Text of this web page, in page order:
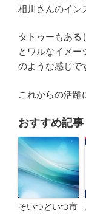
相川さんのイン
タトゥーもある
とワルなイメー
のような感じで
これからの活躍
おすすめ記事
そいつどいつ市